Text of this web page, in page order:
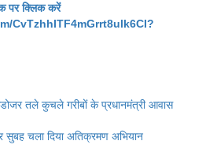
पर क्लिक करें
CvTzhhITF4mGrrt8ulk6CI?
तले कुचले गरीबों के प्रधानमंत्री आवास
सुबह चला दिया अतिक्रमण अभियान